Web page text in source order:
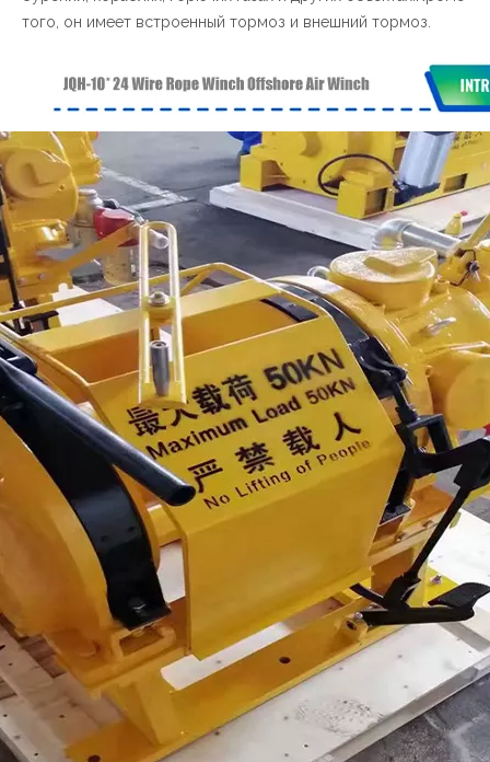
того, он имеет встроенный тормоз и внешний тормоз.